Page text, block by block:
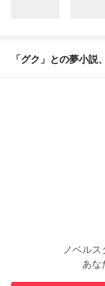
「グク」との夢小説
ノベル
あな